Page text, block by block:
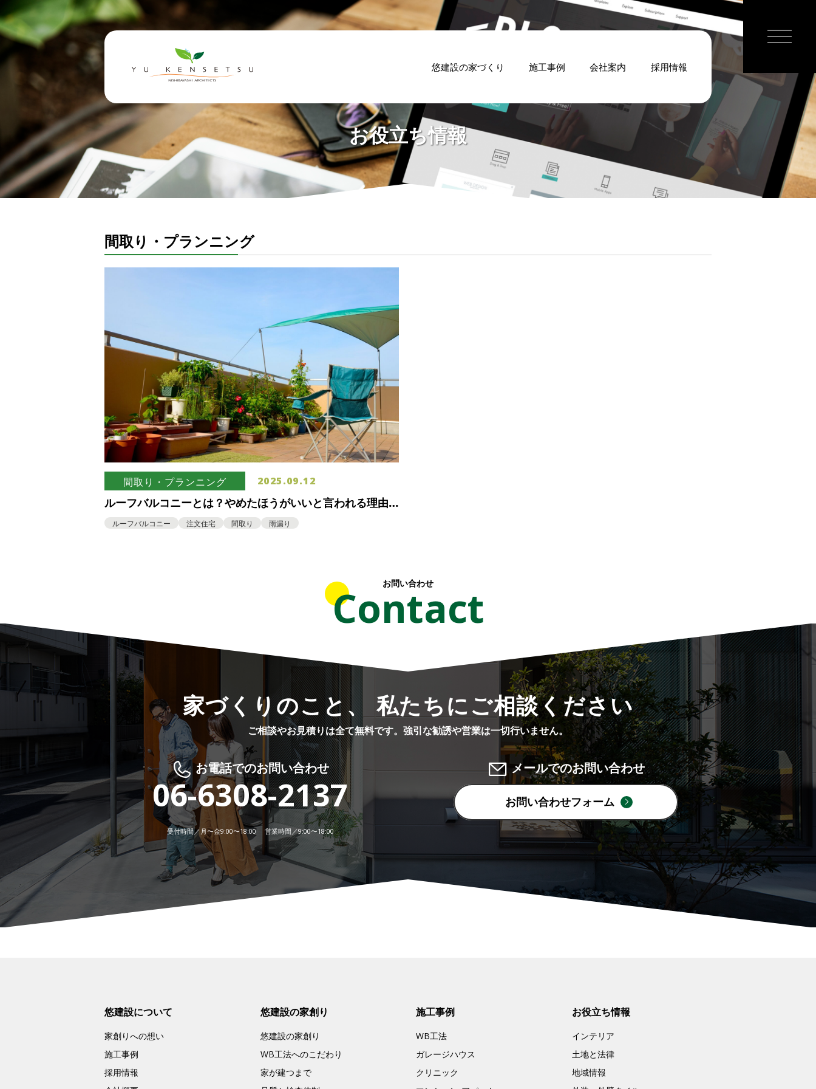
悠建設の家づくり 施工事例 会社案内 採用情報
お役立ち情報
間取り・プランニング
間取り・プランニング 2025.09.12
ルーフバルコニーとは？やめたほうがいいと言われる理由
や有効な使い方
ルーフバルコニー 注文住宅 間取り 雨漏り
お問い合わせ
Contact
家づくりのこと、 私たちにご相談ください
ご相談やお見積りは全て無料です。 強引な勧誘や営業は一切行いません。
お電話でのお問い合わせ
06-6308-2137
受付時間／月〜金9:00〜18:00 営業時間／9:00〜18:00
メールでのお問い合わせ
お問い合わせフォーム
悠建設について
家創りへの想い
施工事例
採用情報
悠建設の家創り
悠建設の家創り
WB工法へのこだわり
家が建つまで
施工事例
WB工法
ガレージハウス
クリニック
お役立ち情報
インテリア
土地と法律
地域情報